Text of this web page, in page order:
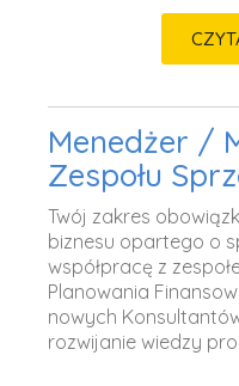
Menedżer /
Zespołu
Twój zakres
biznesu opartego o
współpracę z
Planowania
nowych
rozwijanie wiedzy